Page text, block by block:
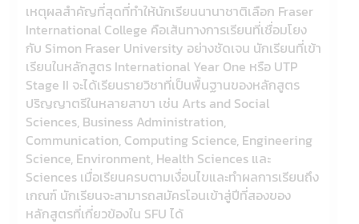
เหตุผลสำคัญที่สุดที่ทำให้นักเรียนนานาชาติเลือก Fraser
International College คือเส้นทางการเรียนที่เชื่อมโยง
กับ Simon Fraser University อย่างชัดเจน นักเรียนที่เข้า
เรียนในหลักสูตร International Year One หรือ UTP
Stage II จะได้เรียนรายวิชาที่เป็นพื้นฐานของหลักสูตร
ปริญญาตรีในหลายสาขา เช่น Arts and Social
Sciences, Business Administration,
Communication, Computing Science, Engineering
Science, Environment, Health Sciences และ
Sciences เมื่อเรียนครบตามเงื่อนไขและทำผลการเรียนถึง
เกณฑ์ นักเรียนจะสามารถสมัครโอนเข้าสู่ปีที่สองของ
หลักสูตรที่เกี่ยวข้องใน SFU ได้